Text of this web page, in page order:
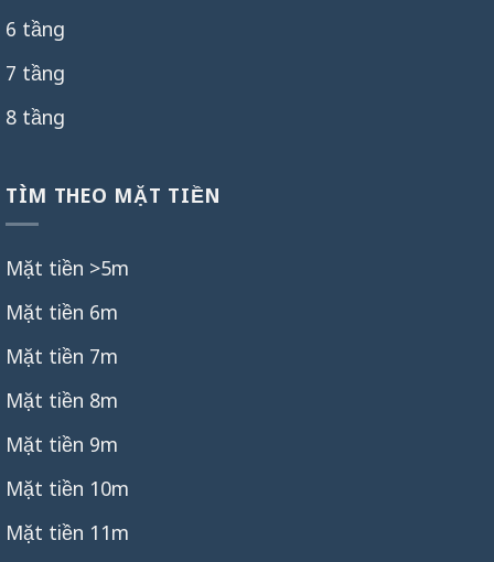
6 tầng
7 tầng
8 tầng
TÌM THEO MẶT TIỀN
Mặt tiền >5m
Mặt tiền 6m
Mặt tiền 7m
Mặt tiền 8m
Mặt tiền 9m
Mặt tiền 10m
Mặt tiền 11m